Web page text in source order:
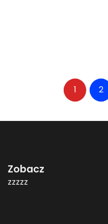
1 2
Zobacz
zzzzz